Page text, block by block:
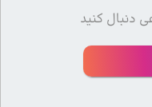
دنبال کنید